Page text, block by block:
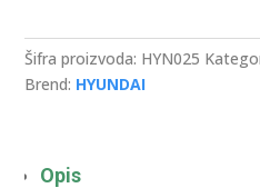
Šifra proizvoda: HYN025
Brend: HYUNDAI
Opis